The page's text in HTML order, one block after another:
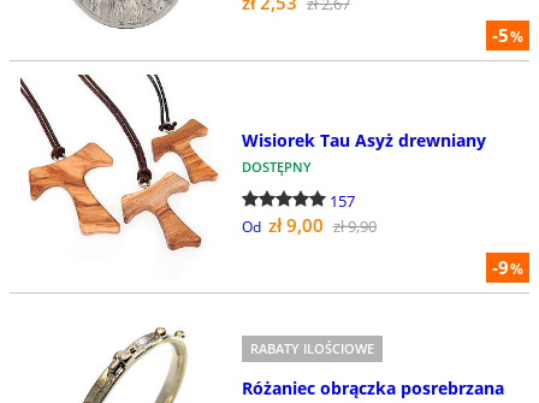
-5%
-9%
Wisiorek Tau Asyż drewniany
DOSTĘPNY
157
Od zł 9,00 zł 9,90
RABATY ILOŚCIOWE
Różaniec obrączka posrebrzana